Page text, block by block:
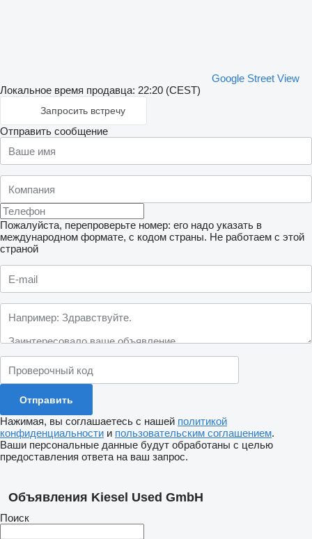
Google Street View
Локальное время продавца: 22:20 (CEST)
Запросить встречу
Отправить сообщение
Пожалуйста, перепроверьте номер: его надо указать в
международном формате, с кодом страны. Не работаем с этой
страной
Нажимая, вы соглашаетесь с нашей политикой
конфиденциальности и пользовательским соглашением.
Ваши персональные данные будут обработаны с целью
предоставления ответа на ваш запрос.
Объявления Kiesel Used GmbH
Поиск